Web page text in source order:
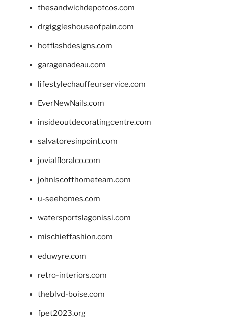
thesandwichdepotcos.com
drgiggleshouseofpain.com
hotflashdesigns.com
garagenadeau.com
lifestylechauffeurservice.com
EverNewNails.com
insideoutdecoratingcentre.com
salvatoresinpoint.com
jovialfloralco.com
johnlscotthometeam.com
u-seehomes.com
watersportslagonissi.com
mischieffashion.com
eduwyre.com
retro-interiors.com
theblvd-boise.com
fpet2023.org